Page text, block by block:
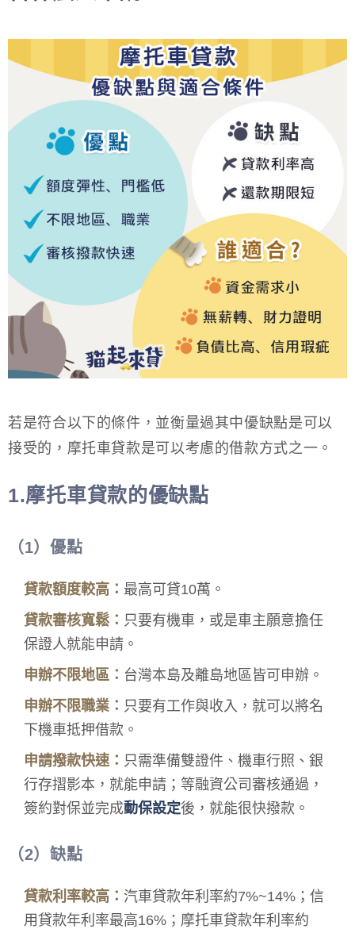
若是符合以下的條件，並衡量過其中優缺點是可以
接受的，摩托車貸款是可以考慮的借款方式之一。
1.摩托車貸款的優缺點
（1）優點
貸款額度較高： 最高可貸10萬。
貸款審核寬鬆： 只要有機車，或是車主願意擔任
保證人就能申請。
申辦不限地區： 台灣本島及離島地區皆可申辦。
申辦不限職業： 只要有工作與收入，就可以將名
下機車抵押借款。
申請撥款快速： 只需準備雙證件、機車行照、銀
行存摺影本，就能申請；等融資公司審核通過，
簽約對保並完成動保設定後，就能很快撥款。
（2）缺點
貸款利率較高： 汽車貸款年利率約7%~14%；信
用貸款年利率最高16%；摩托車貸款年利率約